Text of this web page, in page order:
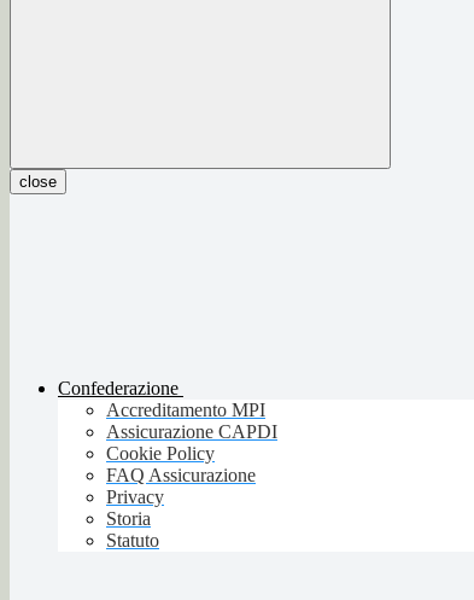
close
Confederazione
Accreditamento MPI
Assicurazione CAPDI
Cookie Policy
FAQ Assicurazione
Privacy
Storia
Statuto